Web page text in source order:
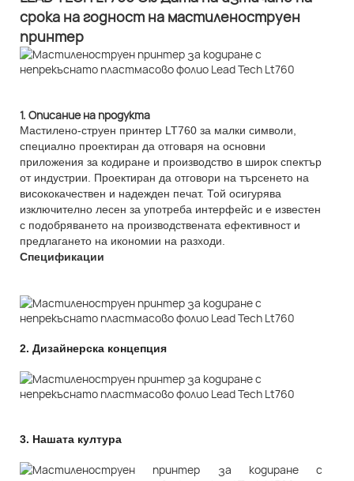
срока на годност на мастиленоструен
принтер
1. Описание на продукта
Мастилено-струен принтер LT760 за малки символи,
специално проектиран да отговаря на основни
приложения за кодиране и производство в широк спектър
от индустрии. Проектиран да отговори на търсенето на
висококачествен и надежден печат. Той осигурява
изключително лесен за употреба интерфейс и е известен
с подобряването на производствената ефективност и
предлагането на икономии на разходи.
Спецификации
2. Дизайнерска концепция
3. Нашата култура